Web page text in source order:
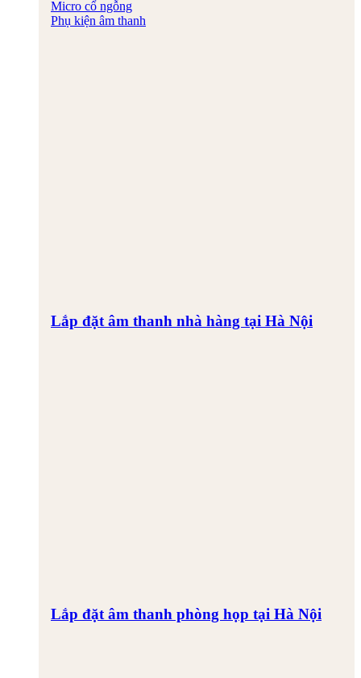
Micro cổ ngỗng
Phụ kiện âm thanh
Lắp đặt âm thanh nhà hàng tại Hà Nội
Lắp đặt âm thanh phòng họp tại Hà Nội